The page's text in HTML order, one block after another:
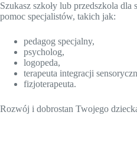
Szukasz szkoły lub przedszkola
pomoc specjalistów, takich jak:
pedagog specjalny,
psycholog,
logopeda,
terapeuta integracji
fizjoterapeuta.
Rozwój i dobrostan Twojego